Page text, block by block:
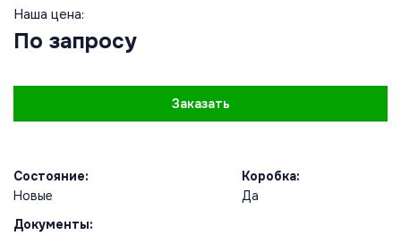
Наша цена:
По запросу
Заказать
Состояние:
Новые
Коробка:
Да
Документы: